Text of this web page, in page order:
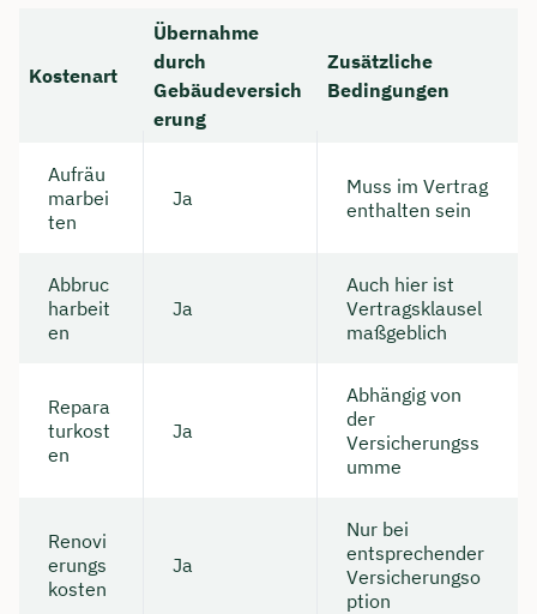
Kostenart
Übernahme
durch
Gebäudeversich
erung
Zusätzliche
Bedingungen
Aufräu
marbei
ten
Ja
Muss im Vertrag
enthalten sein
Abbruc
harbeit
en
Ja
Auch hier ist
Vertragsklausel
maßgeblich
Repara
turkost
en
Ja
Abhängig von
der
Versicherungss
umme
Renovi
erungs
kosten
Ja
Nur bei
entsprechender
Versicherungso
ption